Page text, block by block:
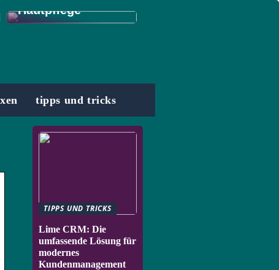
Hautpflege
tipps und tricks
TIPPS UND TRICKS
Lime CRM: Die
umfassende Lösung für
modernes
Kundenmanagement